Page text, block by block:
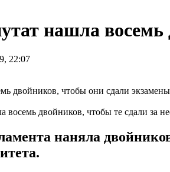
нашла
22:07
восемь двойников, чтобы те сдали за
наняла